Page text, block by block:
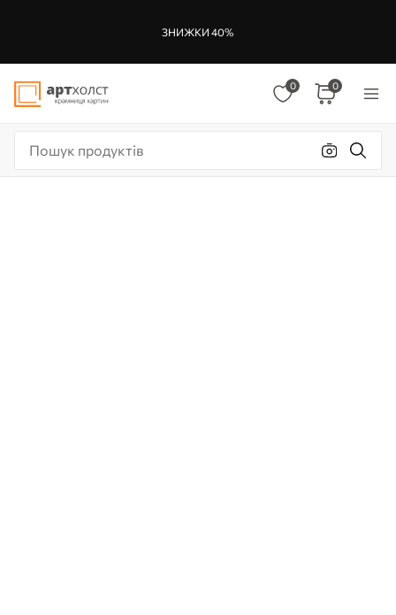
ЗНИЖКИ 40%
0 0